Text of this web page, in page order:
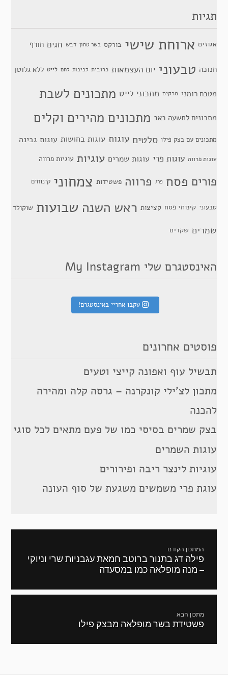
תגיות
אגוזים ארוחת שישי בורקס בשר טחון דבש חגים חורף
חנוכה טבעוני יום העצמאות כרובית לביבות לחם לייט ללא גלוטן
מטבח רומני מרקים מתכוני לייט מתכונים לשבת
מתכונים לתשעה באב מתכונים מהירים וקלים
מתכונים עם בצק פילו סלטים עוגות עוגות בחושות עוגות גבינה
עוגות פרווה עוגות פרי עוגות שמרים עוגיות עוגיות פרווה
פורים פסח פרג פרווה פשטידות צמחוני קינוחים
טבעוני קינוחי פסח קציצות ראש השנה שבועות שוקולד
שמרים שקדים
האינסטגרם שלי My Instagram
עקבו אחריי באינסטגרם!
פוסטים אחרונים
תבשיל עוף ואפונה קייצי וטעים
מתכון לצ’ילי קונקרנה – גרסה קלה ומהירה
להכנה
בצק שמרים בסיסי כמו של פעם מתאים לכל סוגי
עוגות השמרים
עוגיות לינצר ריבה ופירורים
עוגת פרי משמשים משגעת של סוף העונה
המתכון הקודם
מתכון
קודם:
פילה דג בתנור ברוטב חמאת עגבניות שרי וניוקי
– מנה מופלאה כמו במסעדה
מתכון הבא
המתכון
פשטידת בשר מופלאה מבצק פילו